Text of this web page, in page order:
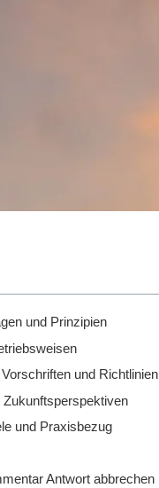
und Prinzipien
und Richtlinien
und Praxisbezug
Antwort abbrechen